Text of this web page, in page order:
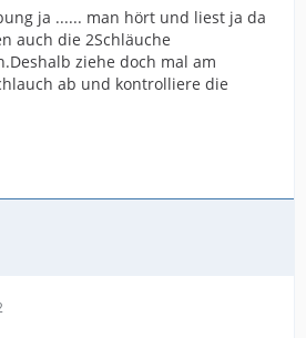
ja ...... man hört und liest ja da
auch die 2Schläuche
ziehe doch mal am
ab und kontrolliere die